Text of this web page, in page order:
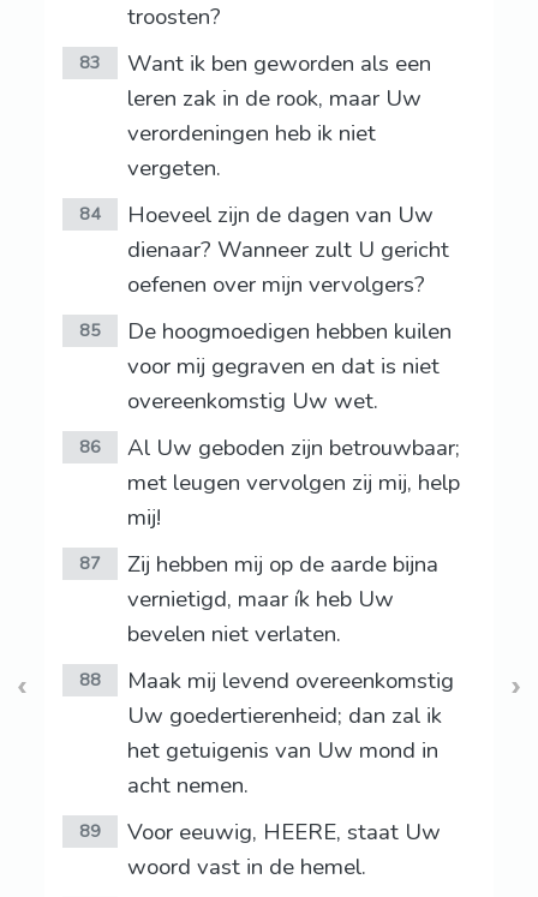
troosten?
83
Want ik ben geworden als een
leren zak in de rook, maar Uw
verordeningen heb ik niet
vergeten.
84
Hoeveel zijn de dagen van Uw
dienaar? Wanneer zult U gericht
oefenen over mijn vervolgers?
85
De hoogmoedigen hebben kuilen
voor mij gegraven en dat is niet
overeenkomstig Uw wet.
86
Al Uw geboden zijn betrouwbaar;
met leugen vervolgen zij mij, help
mij!
87
Zij hebben mij op de aarde bijna
vernietigd, maar ík heb Uw
bevelen niet verlaten.
88
Maak mij levend overeenkomstig
Uw goedertierenheid; dan zal ik
het getuigenis van Uw mond in
acht nemen.
89
Voor eeuwig, HEERE, staat Uw
woord vast in de hemel.